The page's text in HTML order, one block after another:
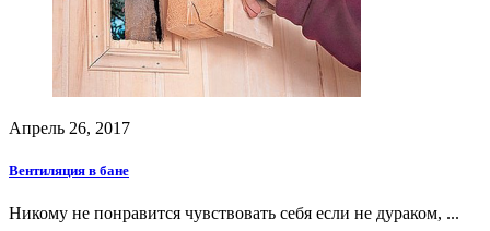
Апрель 26, 2017
Вентиляция в бане
Никому не понравится чувствовать себя если не дураком, ...